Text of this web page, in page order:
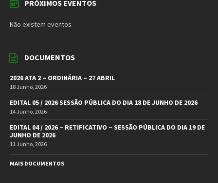
PRÓXIMOS EVENTOS
Não existem eventos
DOCUMENTOS
2026 ATA 2 – ORDINÁRIA – 27 ABRIL
18 Junho, 2026
EDITAL 05 / 2026 SESSÃO PÚBLICA DO DIA 18 DE JUNHO DE 2026
14 Junho, 2026
EDITAL 04 / 2026 – RETIFICATIVO – SESSÃO PÚBLICA DO DIA 19 DE
JUNHO DE 2026
11 Junho, 2026
MAIS DOCUMENTOS